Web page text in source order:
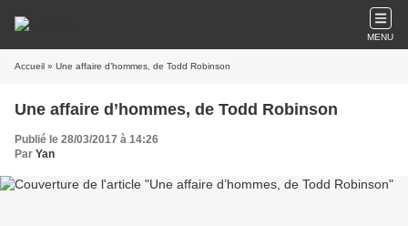
MENU
Accueil » Une affaire d’hommes, de Todd Robinson
Une affaire d’hommes, de Todd Robinson
Publié le 28/03/2017 à 14:26
Par Yan